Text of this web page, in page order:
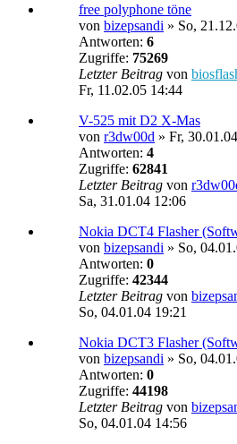
free polyphone töne
von bizepsandi » So,
Antworten: 6
Zugriffe: 75269
Letzter Beitrag von
Fr, 11.02.05 14:44
V-525 mit D2 X-Mas
von r3dw00d » Fr,
Antworten: 4
Zugriffe: 62841
Letzter Beitrag von
Sa, 31.01.04 12:06
Nokia DCT4 Flasher
von bizepsandi » So,
Antworten: 0
Zugriffe: 42344
Letzter Beitrag von
So, 04.01.04 19:21
Nokia DCT3 Flasher
von bizepsandi » So,
Antworten: 0
Zugriffe: 44198
Letzter Beitrag von
So, 04.01.04 14:56